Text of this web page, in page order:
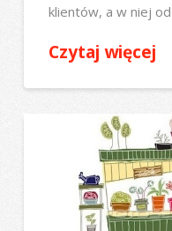
klientów, a w niej
Czytaj więcej